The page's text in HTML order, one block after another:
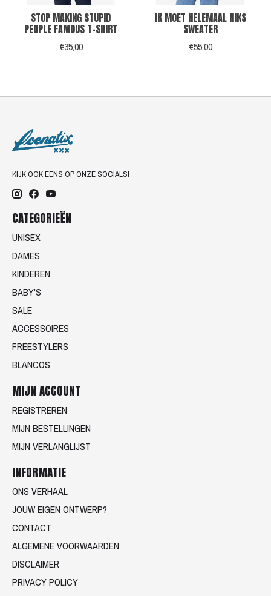
STOP MAKING STUPID
PEOPLE FAMOUS T-SHIRT
€35,00
IK MOET HELEMAAL NIKS
SWEATER
€55,00
KIJK OOK EENS OP ONZE SOCIALS!
CATEGORIEËN
UNISEX
DAMES
KINDEREN
BABY'S
SALE
ACCESSOIRES
FREESTYLERS
BLANCOS
MIJN ACCOUNT
REGISTREREN
MIJN BESTELLINGEN
MIJN VERLANGLIJST
INFORMATIE
ONS VERHAAL
JOUW EIGEN ONTWERP?
CONTACT
ALGEMENE VOORWAARDEN
DISCLAIMER
PRIVACY POLICY